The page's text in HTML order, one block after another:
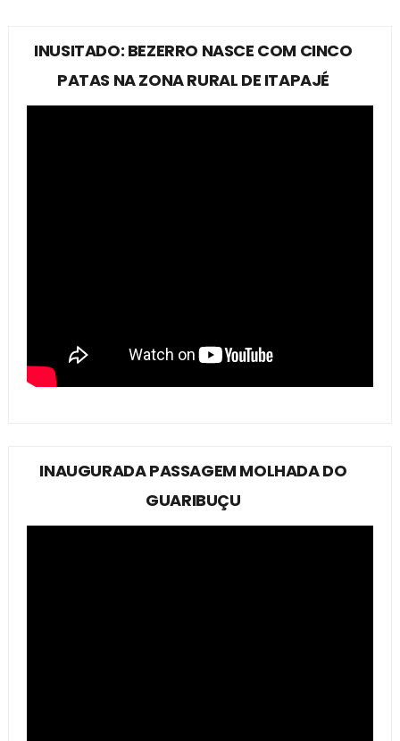
INUSITADO: BEZERRO NASCE COM CINCO
PATAS NA ZONA RURAL DE ITAPAJÉ
INAUGURADA PASSAGEM MOLHADA DO
GUARIBUÇU